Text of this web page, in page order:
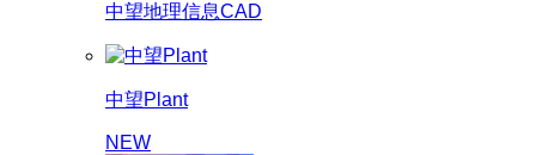
中望地理信息CAD
中望Plant
NEW